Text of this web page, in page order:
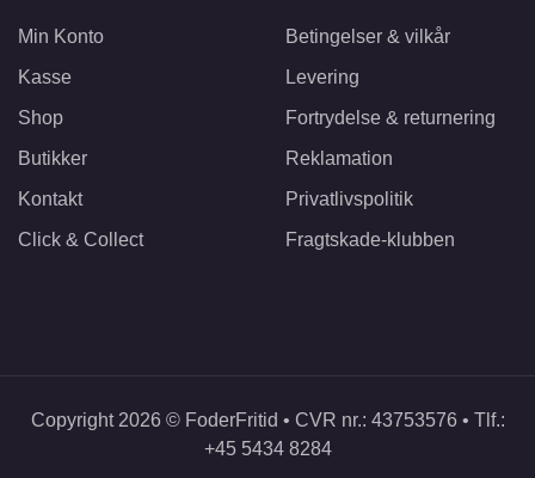
Min Konto
Kasse
Shop
Butikker
Kontakt
Click & Collect
Betingelser & vilkår
Levering
Fortrydelse & returnering
Reklamation
Privatlivspolitik
Fragtskade-klubben
Copyright 2026 © FoderFritid • CVR nr.: 43753576 • Tlf.:
+45 5434 8284